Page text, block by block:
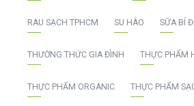
RAU SẠCH TPHCM SU HÀO SỮA BÍ
THƯỜNG THỨC GIA ĐÌNH THỰC PHẨM
THỰC PHẨM ORGANIC THỰC PHẨM